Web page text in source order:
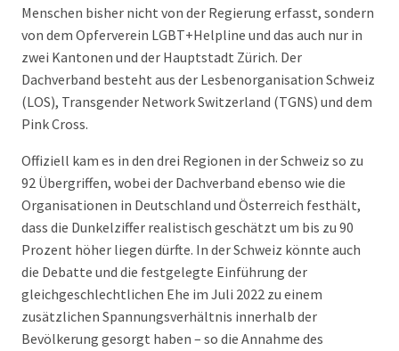
Menschen bisher nicht von der Regierung erfasst, sondern
von dem Opferverein LGBT+Helpline und das auch nur in
zwei Kantonen und der Hauptstadt Zürich. Der
Dachverband besteht aus der Lesbenorganisation Schweiz
(LOS), Transgender Network Switzerland (TGNS) und dem
Pink Cross.
Offiziell kam es in den drei Regionen in der Schweiz so zu
92 Übergriffen, wobei der Dachverband ebenso wie die
Organisationen in Deutschland und Österreich festhält,
dass die Dunkelziffer realistisch geschätzt um bis zu 90
Prozent höher liegen dürfte. In der Schweiz könnte auch
die Debatte und die festgelegte Einführung der
gleichgeschlechtlichen Ehe im Juli 2022 zu einem
zusätzlichen Spannungsverhältnis innerhalb der
Bevölkerung gesorgt haben – so die Annahme des